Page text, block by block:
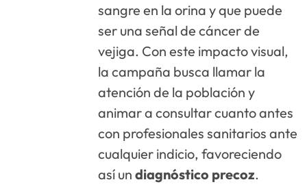
sangre en la orina y que puede
ser una señal de cáncer de
vejiga. Con este impacto visual,
la campaña busca llamar la
atención de la población y
animar a consultar cuanto antes
con profesionales sanitarios ante
cualquier indicio, favoreciendo
así undiagnóstico precoz.